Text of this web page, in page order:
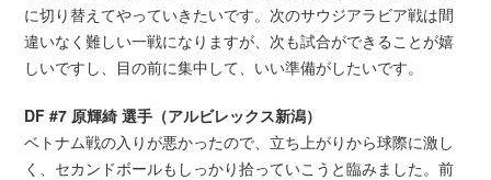
に切り替えてやっていきたいです。次のサウジアラビア戦は間
違いなく難しい一戦になりますが、次も試合ができることが嬉
しいですし、目の前に集中して、いい準備がしたいです。
DF #7 原輝綺 選手（アルビレックス新潟）
ベトナム戦の入りが悪かったので、立ち上がりから球際に激し
く、セカンドボールもしっかり拾っていこうと臨みました。前